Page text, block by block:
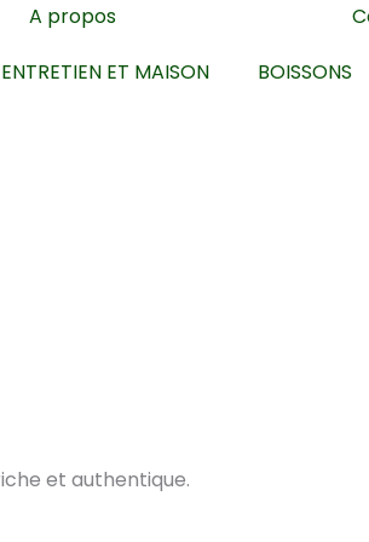
A propos
ENTRETIEN ET MAISON BOISSONS
et authentique.